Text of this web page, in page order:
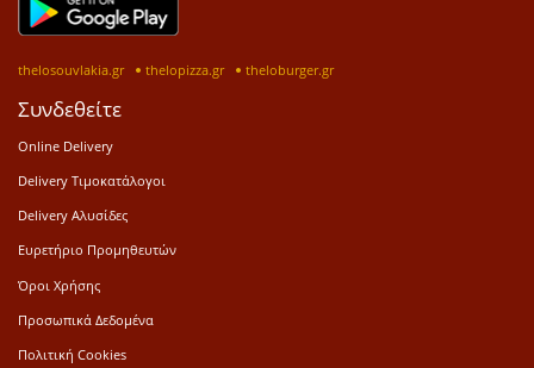
thelosouvlakia.gr thelopizza.gr theloburger.gr
Συνδεθείτε
Online Delivery
Delivery Τιμοκατάλογοι
Delivery Αλυσίδες
Ευρετήριο Προμηθευτών
Όροι Χρήσης
Προσωπικά Δεδομένα
Πολιτική Cookies